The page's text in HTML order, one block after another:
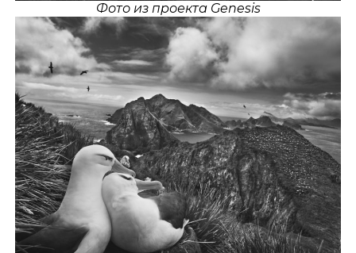
Фото из проекта Genesis